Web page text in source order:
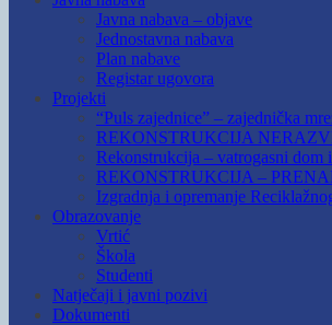
Javna nabava – objave
Jednostavna nabava
Plan nabave
Registar ugovora
Projekti
“Puls zajednice” – zajednička
REKONSTRUKCIJA
Rekonstrukcija – vatrogasni
REKONSTRUKCIJA –
Izgradnja i opremanje
Obrazovanje
Vrtić
Škola
Studenti
Natječaji i javni pozivi
Dokumenti